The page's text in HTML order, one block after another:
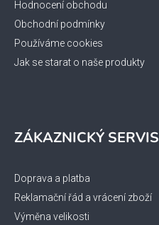
Hodnocení obchodu
Obchodní podmínky
Používáme cookies
Jak se starat o naše produkty
ZÁKAZNICKÝ SERVIS
Doprava a platba
Reklamační řád a vrácení zboží
Výměna velikosti